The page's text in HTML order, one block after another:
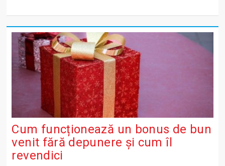
Cum funcționează un bonus de bun
venit fără depunere și cum îl
revendici